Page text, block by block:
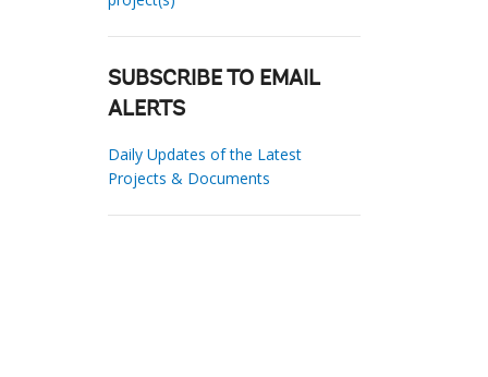
SUBSCRIBE TO EMAIL
ALERTS
Daily Updates of the Latest
Projects & Documents